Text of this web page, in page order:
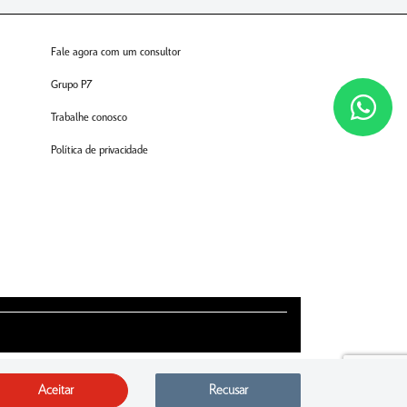
Fale agora com um consultor
Grupo P7
Trabalhe conosco
Política de privacidade
Aceitar Recusar